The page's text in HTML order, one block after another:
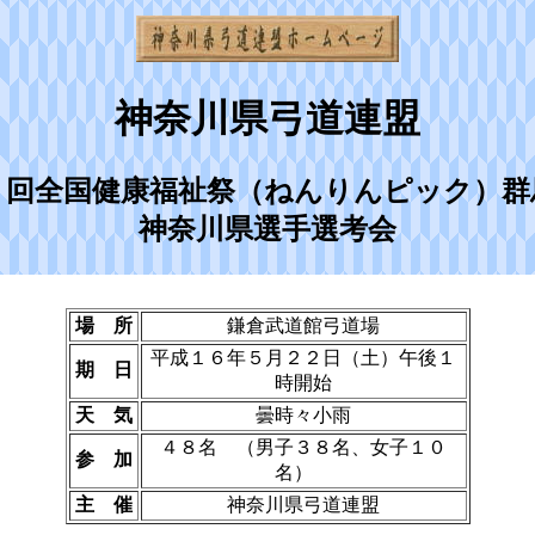
神奈川県弓道連盟
全国健康福祉祭（ねんりんピック）
神奈川県選手選考会
場 所 鎌倉武道館弓道場
期 日
平成１６年５月２２日（土）午後１
時開始
天 気
曇時々小雨
参 加
４８名 （男子３８名、女子１０
名）
主 催
神奈川県弓道連盟